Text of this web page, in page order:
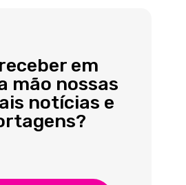
em
mão nossas
notícias e